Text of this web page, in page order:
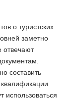
о туристских
заметно
отвечают
составить
использоваться